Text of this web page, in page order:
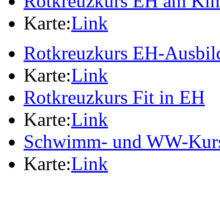
Karte:Link
Rotkreuzkurs EH-
Karte:Link
Rotkreuzkurs Fit in EH
Karte:Link
Schwimm- und WW-
Karte:Link